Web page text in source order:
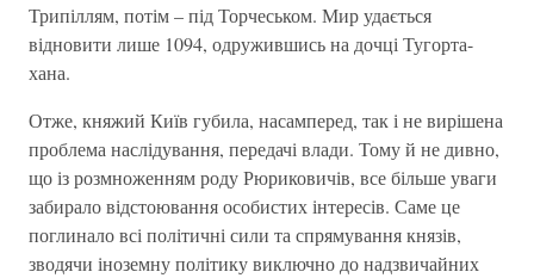
Трипіллям, потім – під Торчеськом. Мир удається
відновити лише 1094, одружившись на дочці Тугорта-
хана.
Отже, княжий Київ губила, насамперед, так і не вирішена
проблема наслідування, передачі влади. Тому й не дивно,
що із розмноженням роду Рюриковичів, все більше уваги
забирало відстоювання особистих інтересів. Саме це
поглинало всі політичні сили та спрямування князів,
зводячи іноземну політику виключно до надзвичайних